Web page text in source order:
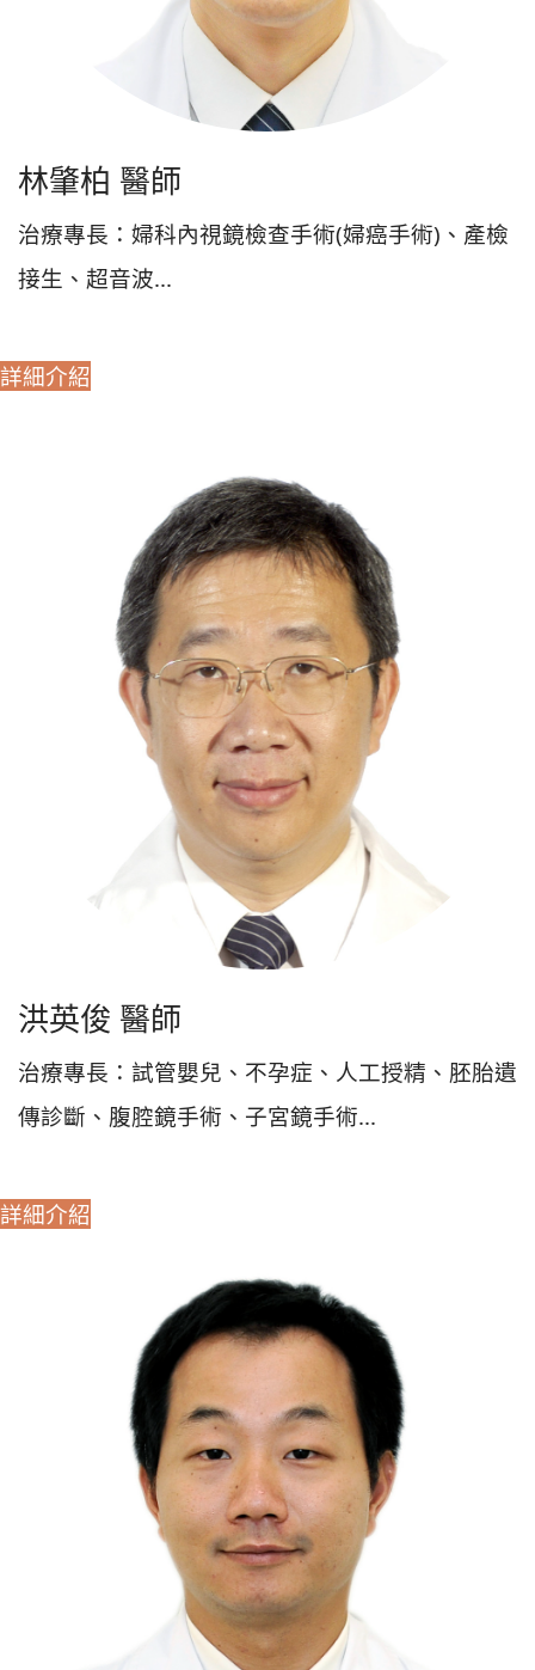
林肇柏 醫師
治療專長：婦科內視鏡檢查手術(婦癌手術)、產檢
接生、超音波...
詳細介紹
洪英俊 醫師
治療專長：試管嬰兒、不孕症、人工授精、胚胎遺
傳診斷、腹腔鏡手術、子宮鏡手術...
詳細介紹